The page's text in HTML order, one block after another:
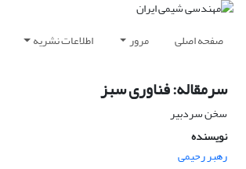
صفحه اصلی مرور اطلاعات نشریه
سرمقاله: فناوری سبز
سخن سردبیر
نویسنده
رهبر رحیمی